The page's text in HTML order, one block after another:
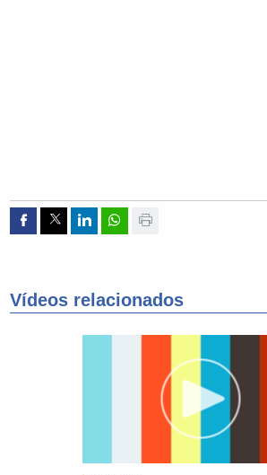
Compartir por Facebook
Compartir por Twitter
Compartir por Linkedin
Compartir por whatsapp
Imprimir
Vídeos relacionados